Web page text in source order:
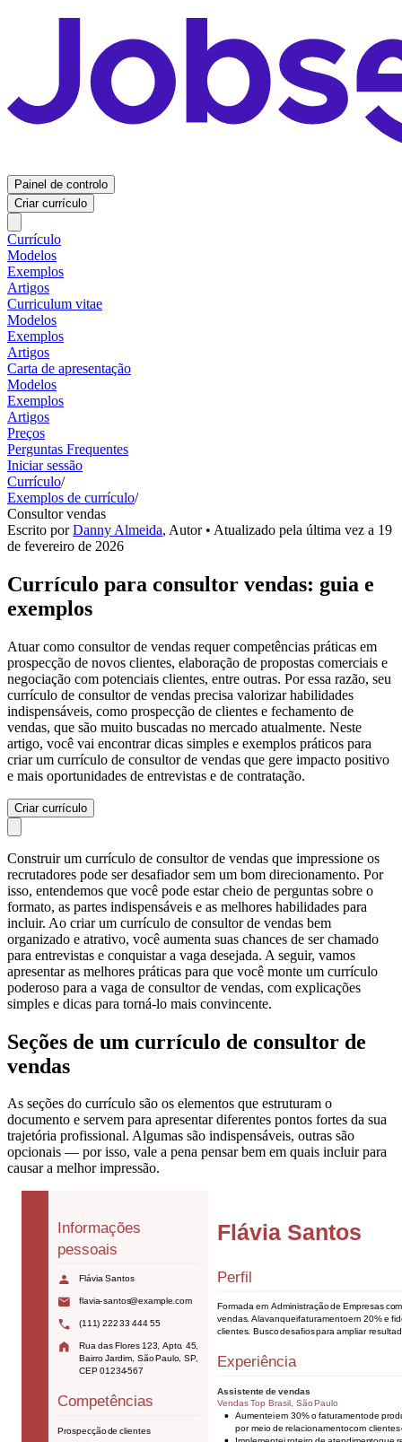
Painel de controlo
Criar currículo
Currículo
Modelos
Exemplos
Artigos
Curriculum vitae
Modelos
Exemplos
Artigos
Carta de apresentação
Modelos
Exemplos
Artigos
Preços
Perguntas Frequentes
Iniciar sessão
Currículo/
Exemplos de currículo/
Consultor vendas
Escrito porDanny Almeida, Autor• Atualizado pela última vez a 19
de fevereiro de 2026
Currículo para consultor vendas: guia e
exemplos
Atuar como consultor de vendas requer competências práticas em
prospecção de novos clientes, elaboração de propostas comerciais e
negociação com potenciais clientes, entre outras. Por essa razão, seu
currículo de consultor de vendas precisa valorizar habilidades
indispensáveis, como prospecção de clientes e fechamento de
vendas, que são muito buscadas no mercado atualmente. Neste
artigo, você vai encontrar dicas simples e exemplos práticos para
criar um currículo de consultor de vendas que gere impacto positivo
e mais oportunidades de entrevistas e de contratação.
Criar currículo
Construir um currículo de consultor de vendas que impressione os
recrutadores pode ser desafiador sem um bom direcionamento. Por
isso, entendemos que você pode estar cheio de perguntas sobre o
formato, as partes indispensáveis e as melhores habilidades para
incluir. Ao criar um currículo de consultor de vendas bem
organizado e atrativo, você aumenta suas chances de ser chamado
para entrevistas e conquistar a vaga desejada. A seguir, vamos
apresentar as melhores práticas para que você monte um currículo
poderoso para a vaga de consultor de vendas, com explicações
simples e dicas para torná-lo mais convincente.
Seções de um currículo de consultor de
vendas
As seções do currículo são os elementos que estruturam o
documento e servem para apresentar diferentes pontos fortes da sua
trajetória profissional. Algumas são indispensáveis, outras são
opcionais — por isso, vale a pena pensar bem em quais incluir para
causar a melhor impressão.